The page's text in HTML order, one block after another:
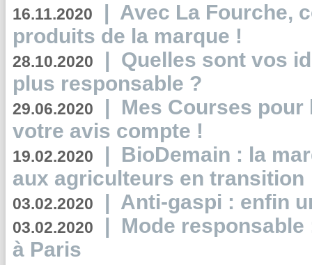
16.11.2020 | Avec La Fourche,
produits de la marque !
28.10.2020 | Quelles sont vos
plus responsable ?
29.06.2020 | Mes Courses pour
votre avis compte !
19.02.2020 | BioDemain : la
aux agriculteurs en transition
03.02.2020 | Anti-gaspi : enfin
03.02.2020 | Mode
à Paris